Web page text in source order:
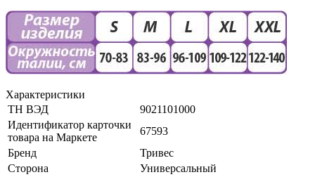
Характеристики
ТН ВЭД
9021101000
Идентификатор карточки
товара на Маркете
67593
Бренд
Тривес
Сторона
Универсальный